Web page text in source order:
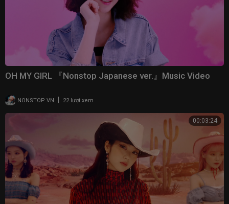
OH MY GIRL 『Nonstop Japanese ver.』Music Video
NONSTOP VN | 22 lượt xem
00:03:24